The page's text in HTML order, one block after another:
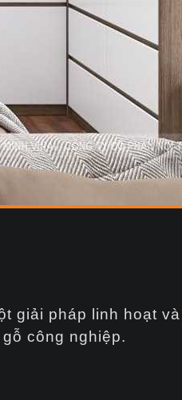
giải pháp linh hoạt
công nghiệp.